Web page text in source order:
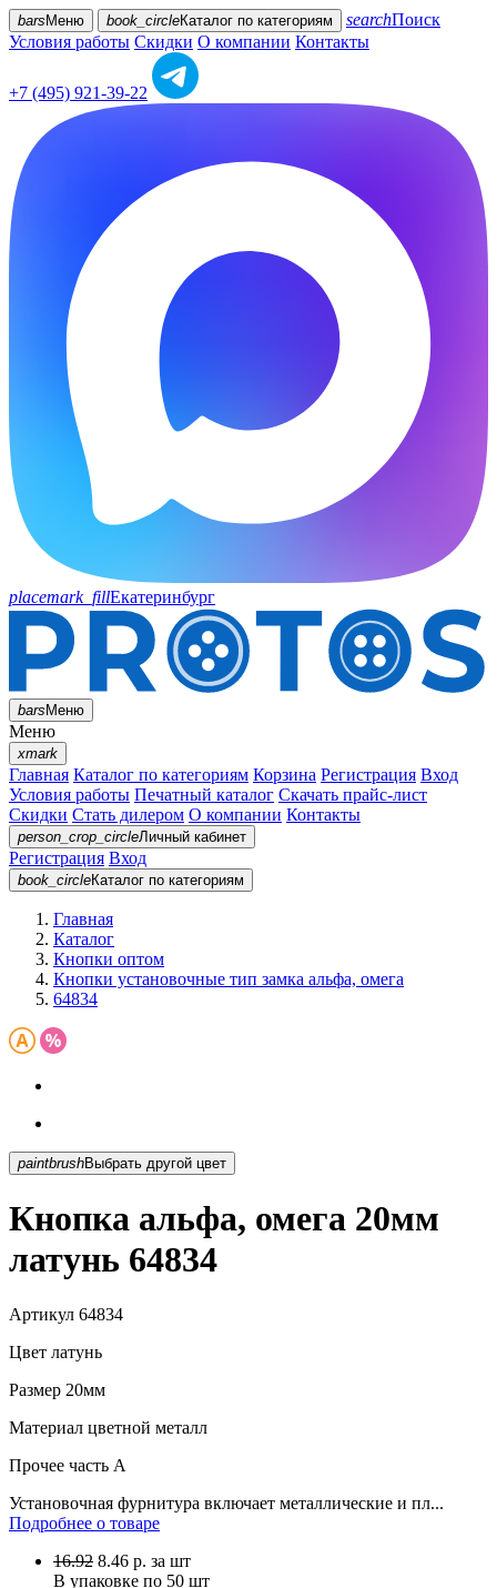
bars Меню book_circleКаталог по категориям searchПоиск
Условия работы Скидки О компании Контакты
+7 (495) 921-39-22
placemark_fillЕкатеринбург
barsМеню
Меню
xmark
Главная Каталог по категориям Корзина Регистрация Вход
Условия работы Печатный каталог Скачать прайс-лист
Скидки Стать дилером О компании Контакты
person_crop_circleЛичный кабинет
Регистрация Вход
book_circleКаталог по категориям
Главная
Каталог
Кнопки оптом
Кнопки установочные тип замка альфа, омега
64834
paintbrush Выбрать другой цвет
Кнопка альфа, омега 20мм
латунь 64834
Артикул 64834
Цвет латунь
Размер 20мм
Материал цветной металл
Прочее часть A
Установочная фурнитура включает металлические и пл...
Подробнее о товаре
16.92 8.46 р. за шт
В упаковке по 50 шт